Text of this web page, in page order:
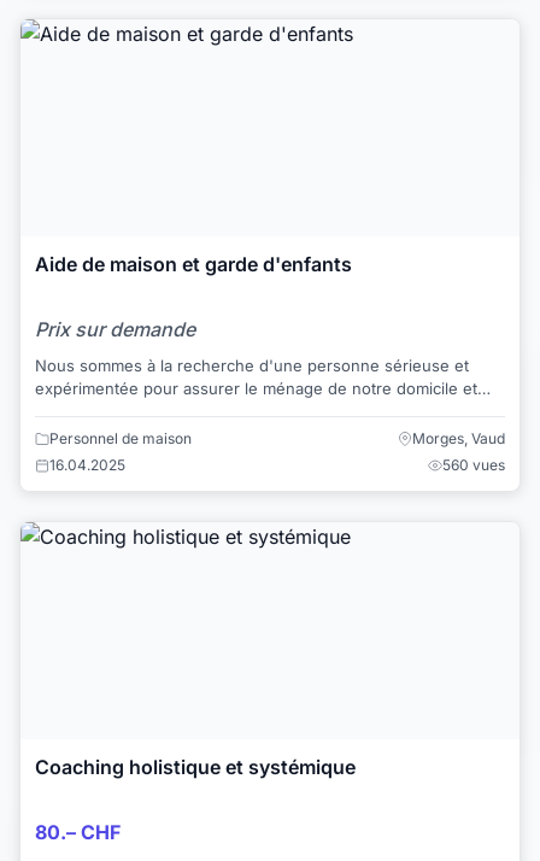
Aide de maison et garde d'enfants
Prix sur demande
Nous sommes à la recherche d'une personne sérieuse et
expérimentée pour assurer le ménage de notre domicile et
Personnel de maison
Morges, Vaud
16.04.2025
560 vues
Coaching holistique et systémique
80.– CHF